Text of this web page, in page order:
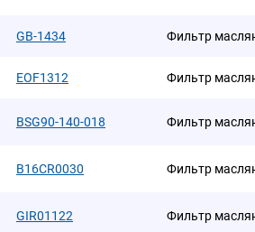
GB-1434 Фильтр
EOF1312 Фильтр
BSG90-140-018 Фильтр
B16CR0030 Фильтр
GIR01122 Фильтр